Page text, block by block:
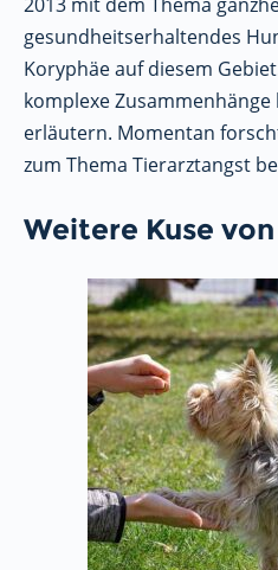
gesundheitserhaltendes
Koryphäe auf diesem
komplexe
erläutern. Momentan
zum Thema Tierarztangst
Weitere Kuse